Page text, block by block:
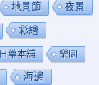
地景節 夜景
彩繪
日藥本舖 樂園
海邊